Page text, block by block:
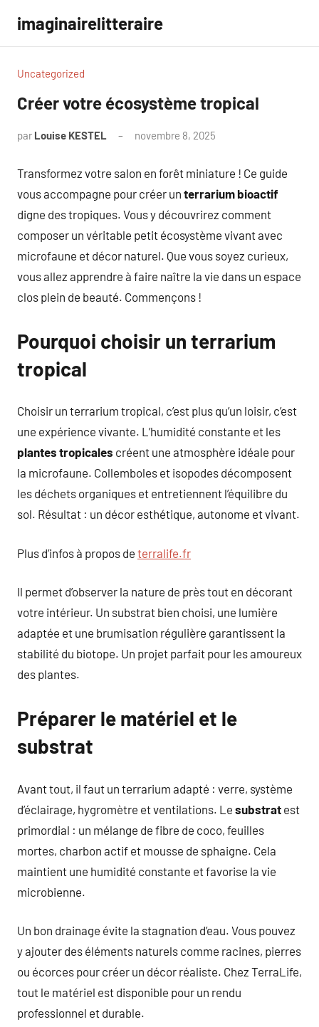
contenu
imaginairelitteraire
Uncategorized
Créer votre écosystème tropical
par Louise KESTEL novembre 8, 2025
Transformez votre salon en forêt miniature ! Ce guide
vous accompagne pour créer un terrarium bioactif
digne des tropiques. Vous y découvrirez comment
composer un véritable petit écosystème vivant avec
microfaune et décor naturel. Que vous soyez curieux,
vous allez apprendre à faire naître la vie dans un espace
clos plein de beauté. Commençons !
Pourquoi choisir un terrarium
tropical
Choisir un terrarium tropical, c’est plus qu’un loisir, c’est
une expérience vivante. L’humidité constante et les
plantes tropicales créent une atmosphère idéale pour
la microfaune. Collemboles et isopodes décomposent
les déchets organiques et entretiennent l’équilibre du
sol. Résultat : un décor esthétique, autonome et vivant.
Plus d’infos à propos de terralife.fr
Il permet d’observer la nature de près tout en décorant
votre intérieur. Un substrat bien choisi, une lumière
adaptée et une brumisation régulière garantissent la
stabilité du biotope. Un projet parfait pour les amoureux
des plantes.
Préparer le matériel et le
substrat
Avant tout, il faut un terrarium adapté : verre, système
d’éclairage, hygromètre et ventilations. Le substrat est
primordial : un mélange de fibre de coco, feuilles
mortes, charbon actif et mousse de sphaigne. Cela
maintient une humidité constante et favorise la vie
microbienne.
Un bon drainage évite la stagnation d’eau. Vous pouvez
y ajouter des éléments naturels comme racines, pierres
ou écorces pour créer un décor réaliste. Chez TerraLife,
tout le matériel est disponible pour un rendu
professionnel et durable.